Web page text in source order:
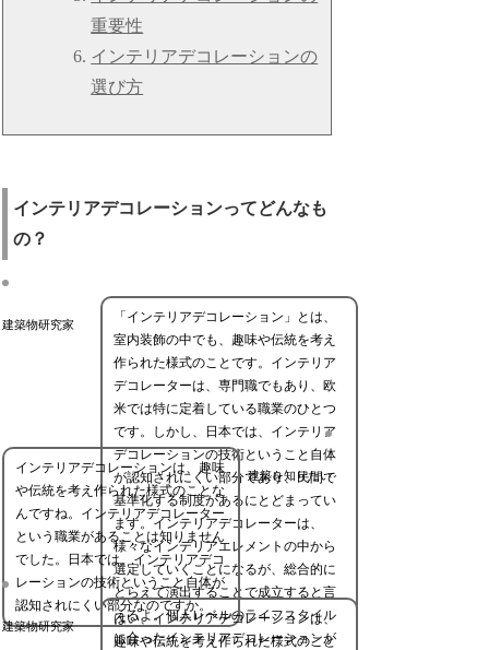
重要性
インテリアデコレーションの
選び方
インテリアデコレーションってどんなも
の？
建築物研究家
「インテリアデコレーション」とは、
室内装飾の中でも、趣味や伝統を考え
作られた様式のことです。インテリア
デコレーターは、専門職でもあり、欧
米では特に定着している職業のひとつ
です。しかし、日本では、インテリア
デコレーションの技術ということ自体
が認知されにくい部分であり、民間で
基準化する制度があるにとどまってい
ます。インテリアデコレーターは、
様々なインテリアエレメントの中から
選定していくことになるが、総合的に
とらえて演出することで成立すると言
えるよ。個人レベルのライフスタイル
に合ったインテリアデコレーションが
建築を知りたい
インテリアデコレーションは、趣味
や伝統を考え作られた様式のことな
んですね。インテリアデコレーター
という職業があることは知りません
でした。日本では、インテリアデコ
レーションの技術ということ自体が
認知されにくい部分なのですか。
建築物研究家
はい、インテリアデコレーションは、
趣味や伝統を考え作られた様式のこと